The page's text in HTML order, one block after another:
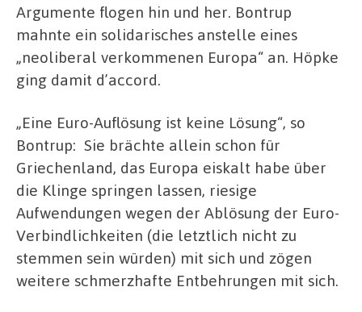
Argumente flogen hin und her. Bontrup
mahnte ein solidarisches anstelle eines
„neoliberal verkommenen Europa“ an. Höpke
ging damit d’accord.
„Eine Euro-Auflösung ist keine Lösung“, so
Bontrup: Sie brächte allein schon für
Griechenland, das Europa eiskalt habe über
die Klinge springen lassen, riesige
Aufwendungen wegen der Ablösung der Euro-
Verbindlichkeiten (die letztlich nicht zu
stemmen sein würden) mit sich und zögen
weitere schmerzhafte Entbehrungen mit sich.